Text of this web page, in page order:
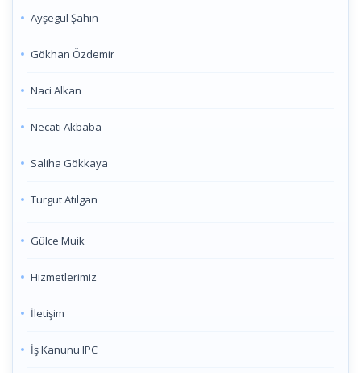
Ayşegül Şahin
Gökhan Özdemir
Naci Alkan
Necati Akbaba
Saliha Gökkaya
Turgut Atılgan
Gülce Muik
Hizmetlerimiz
İletişim
İş Kanunu IPC